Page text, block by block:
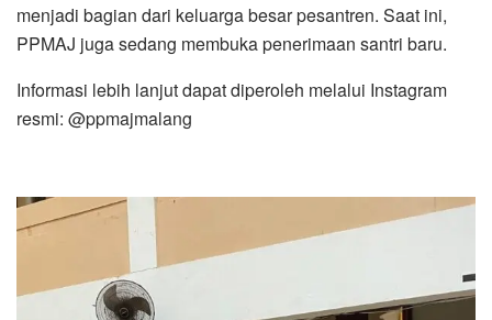
menjadi bagian dari keluarga besar pesantren. Saat ini,
PPMAJ juga sedang membuka penerimaan santri baru.
Informasi lebih lanjut dapat diperoleh melalui Instagram
resmi: @ppmajmalang